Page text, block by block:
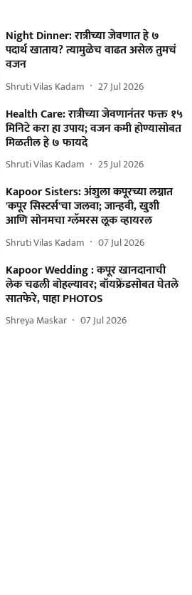
Night Dinner: रात्रीच्या जेवणात हे ७
पदार्थ खाताय? त्यामुळेच वाढत असेल तुमचं
वजन
Shruti Vilas Kadam 27 Jul 2026
Health Care: रात्रीच्या जेवणानंतर फक्त १५
मिनिटे करा हा उपाय; वजन कमी होण्यासोबत
मिळतील हे ७ फायदे
Shruti Vilas Kadam 25 Jul 2026
Kapoor Sisters: अंशुला कपूरच्या लग्नात
'कपूर सिस्टर्स'चा जलवा; जान्हवी, खुशी
आणि सोनमचा ग्लॅमरस लूक व्हायरल
Shruti Vilas Kadam 07 Jul 2026
Kapoor Wedding : कपूर खानदानाची
लेक चढली बोहल्यावर; बॉयफ्रेंडसोबत घेतले
सातफेरे, पाहा PHOTOS
Shreya Maskar 07 Jul 2026